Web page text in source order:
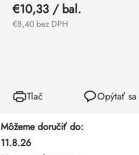
Môžeme doručiť do:
11.8.26
€10,33 / bal.
€8,40 bez DPH
Tlač Opýtať sa